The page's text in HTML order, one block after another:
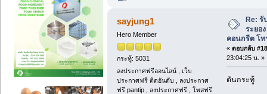
sayjung1
Hero Member
กระทู้: 5031
ลงประกาศฟรีออนไลน์ , เว็บ
ประกาศฟรี ติดอันดับ , ลงประกาศ
ฟรี pantip , ลงประกาศฟรี , โพสฟรี
Re: รั
ระยอ
คอนกรีต โท
« ตอบกลับ
23:04:25 น. »
ดันกระทู้